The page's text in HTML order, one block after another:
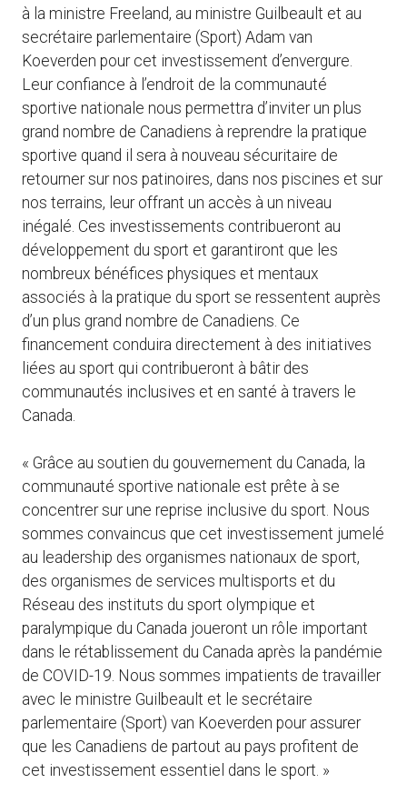
à la ministre Freeland, au ministre Guilbeault et au
secrétaire parlementaire (Sport) Adam van
Koeverden pour cet investissement d’envergure.
Leur confiance à l’endroit de la communauté
sportive nationale nous permettra d’inviter un plus
grand nombre de Canadiens à reprendre la pratique
sportive quand il sera à nouveau sécuritaire de
retourner sur nos patinoires, dans nos piscines et sur
nos terrains, leur offrant un accès à un niveau
inégalé. Ces investissements contribueront au
développement du sport et garantiront que les
nombreux bénéfices physiques et mentaux
associés à la pratique du sport se ressentent auprès
d’un plus grand nombre de Canadiens. Ce
financement conduira directement à des initiatives
liées au sport qui contribueront à bâtir des
communautés inclusives et en santé à travers le
Canada.
« Grâce au soutien du gouvernement du Canada, la
communauté sportive nationale est prête à se
concentrer sur une reprise inclusive du sport. Nous
sommes convaincus que cet investissement jumelé
au leadership des organismes nationaux de sport,
des organismes de services multisports et du
Réseau des instituts du sport olympique et
paralympique du Canada joueront un rôle important
dans le rétablissement du Canada après la pandémie
de COVID-19. Nous sommes impatients de travailler
avec le ministre Guilbeault et le secrétaire
parlementaire (Sport) van Koeverden pour assurer
que les Canadiens de partout au pays profitent de
cet investissement essentiel dans le sport. »